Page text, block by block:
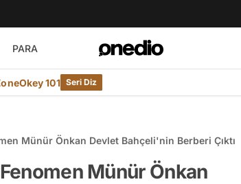
PARA
101 Seri Diz
Münür Önkan Devlet Bahçeli'nin Berberi Çıktı
Münür Önkan